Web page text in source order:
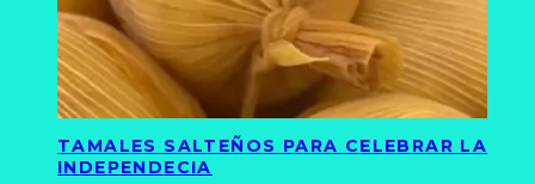
TAMALES SALTEÑOS PARA CELEBRAR LA
INDEPENDECIA